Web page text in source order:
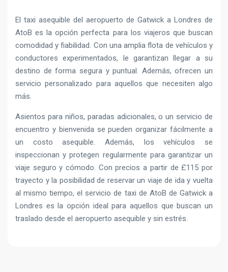
El taxi asequible del aeropuerto de Gatwick a Londres de
AtoB es la opción perfecta para los viajeros que buscan
comodidad y fiabilidad. Con una amplia flota de vehículos y
conductores experimentados, le garantizan llegar a su
destino de forma segura y puntual. Además, ofrecen un
servicio personalizado para aquellos que necesiten algo
más.
Asientos para niños, paradas adicionales, o un servicio de
encuentro y bienvenida se pueden organizar fácilmente a
un costo asequible. Además, los vehículos se
inspeccionan y protegen regularmente para garantizar un
viaje seguro y cómodo. Con precios a partir de £115 por
trayecto y la posibilidad de reservar un viaje de ida y vuelta
al mismo tiempo, el servicio de taxi de AtoB de Gatwick a
Londres es la opción ideal para aquellos que buscan un
traslado desde el aeropuerto asequible y sin estrés.